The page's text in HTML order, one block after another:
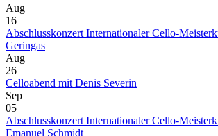
Aug
16
Abschlusskonzert Internationaler Cello-
Geringas
Aug
26
Celloabend mit Denis Severin
Sep
05
Abschlusskonzert Internationaler Cello-
Emanuel Schmidt